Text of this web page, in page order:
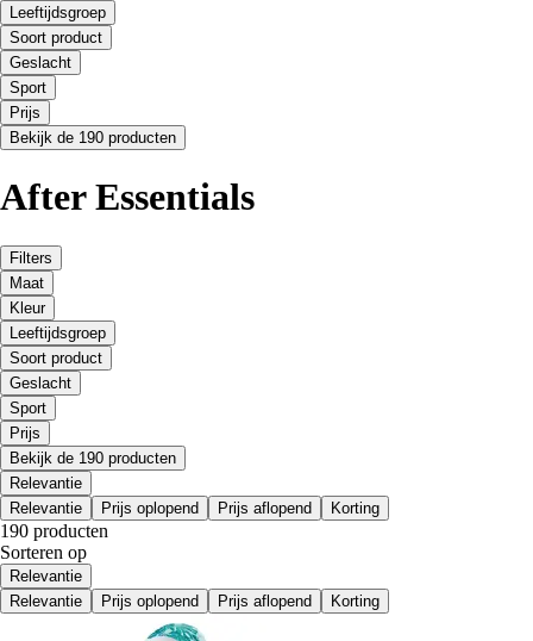
Leeftijdsgroep
Soort product
Geslacht
Sport
Prijs
Bekijk de 190 producten
After Essentials
Filters
Maat
Kleur
Leeftijdsgroep
Soort product
Geslacht
Sport
Prijs
Bekijk de 190 producten
Relevantie
Relevantie
Prijs oplopend Prijs aflopend Korting
190 producten
Sorteren op
Relevantie
Relevantie
Prijs oplopend Prijs aflopend Korting